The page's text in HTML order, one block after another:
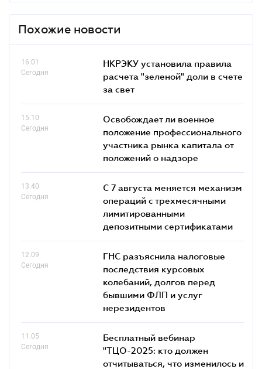
Похожие новости
16.01
Сегодня
НКРЭКУ установила правила
расчета "зеленой" доли в счете
за свет
15.10
Сегодня
Освобождает ли военное
положение профессионального
участника рынка капитала от
положений о надзоре
13.40
Сегодня
С 7 августа меняется механизм
операций с трехмесячными
лимитированными
депозитными сертификатами
12.09
Сегодня
ГНС разъяснила налоговые
последствия курсовых
колебаний, долгов перед
бывшими ФЛП и услуг
нерезидентов
11.05
Сегодня
Бесплатный вебинар
"ТЦО-2025: кто должен
отчитываться, что изменилось и